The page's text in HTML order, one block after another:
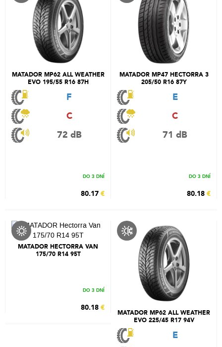
MATADOR MP62 ALL WEATHER
EVO 195/55 R16 87H
F
C
72 dB
DO 3 DNÍ
80.17 €
MATADOR MP47 HECTORRA 3
205/50 R16 87Y
E
C
71 dB
DO 3 DNÍ
80.18 €
MATADOR HECTORRA VAN
175/70 R14 95T
DO 3 DNÍ
80.18 €
MATADOR MP62 ALL WEATHER
EVO 225/45 R17 94V
E